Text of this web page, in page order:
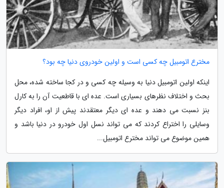
مخترع اتومبیل چه کسی است و اولین خودروی دنیا چه بود؟
اینکه اولین اتومبیل دنیا به وسیله چه کسی و در کجا ساخته شده، محل
بحث و اختلاف نظرهای بسیاری است. عده ای با قاطعیت آن را به کارل
بنز نسبت می دهند و عده ای دیگر معتقدند پیش از او، افراد دیگر
وسایلی را اختراع کردند که می تواند نسل اول خودرو در دنیا باشد و
همین موضوع می تواند مخترع اتومبیل...